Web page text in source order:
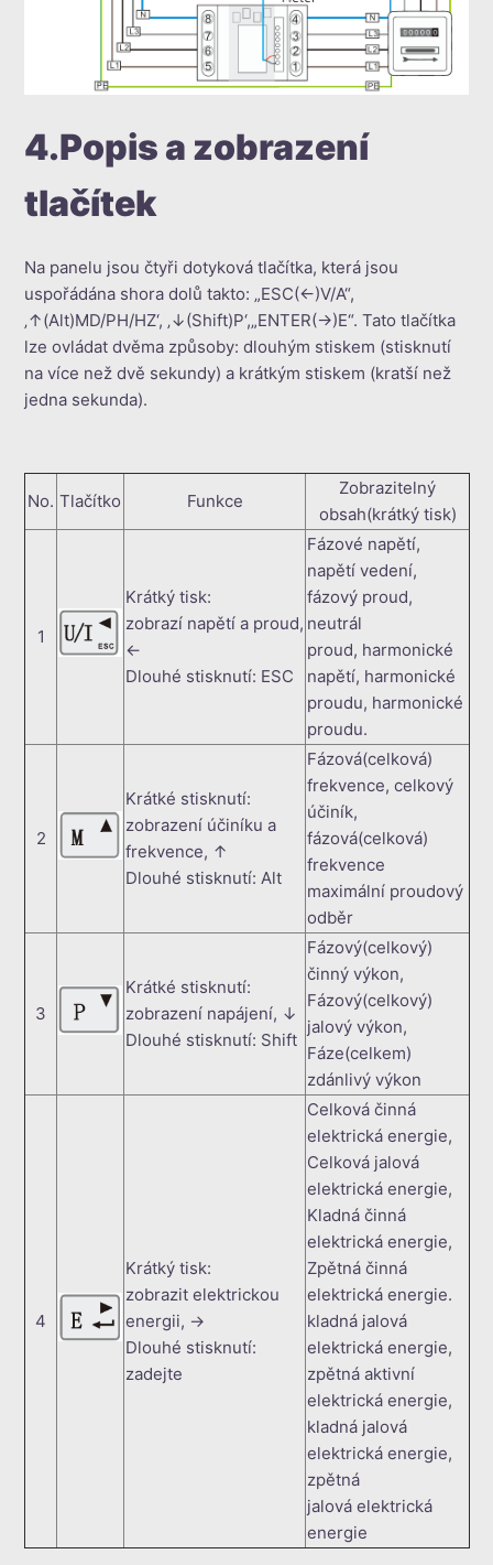
4.Popis a zobrazení
tlačítek
Na panelu jsou čtyři dotyková tlačítka, která jsou
uspořádána shora dolů takto: „ESC(←)V/A“,
‚↑(Alt)MD/PH/HZ‘, ‚↓(Shift)P‘,„ENTER(→)E“. Tato tlačítka
lze ovládat dvěma způsoby: dlouhým stiskem (stisknutí
na více než dvě sekundy) a krátkým stiskem (kratší než
jedna sekunda).
No. Tlačítko Funkce
Zobrazitelný
obsah(krátký tisk)
1
Krátký tisk:
zobrazí napětí a proud,
←
Dlouhé stisknutí: ESC
Fázové napětí,
napětí vedení,
fázový proud,
neutrál
proud, harmonické
napětí, harmonické
proudu, harmonické
proudu.
2
Krátké stisknutí:
zobrazení účiníku a
frekvence, ↑
Dlouhé stisknutí: Alt
Fázová(celková)
frekvence, celkový
účiník,
fázová(celková)
frekvence
maximální proudový
odběr
3
Krátké stisknutí:
zobrazení napájení, ↓
Dlouhé stisknutí: Shift
Fázový(celkový)
činný výkon,
Fázový(celkový)
jalový výkon,
Fáze(celkem)
zdánlivý výkon
4
Krátký tisk:
zobrazit elektrickou
energii, →
Dlouhé stisknutí:
zadejte
Celková činná
elektrická energie,
Celková jalová
elektrická energie,
Kladná činná
elektrická energie,
Zpětná činná
elektrická energie.
kladná jalová
elektrická energie,
zpětná aktivní
elektrická energie,
kladná jalová
elektrická energie,
zpětná
jalová elektrická
energie